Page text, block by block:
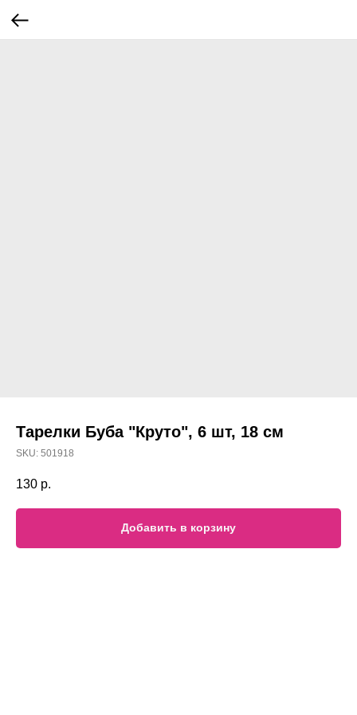
Тарелки Буба "Круто", 6 шт, 18 см
SKU: 501918
130 р.
Добавить в корзину